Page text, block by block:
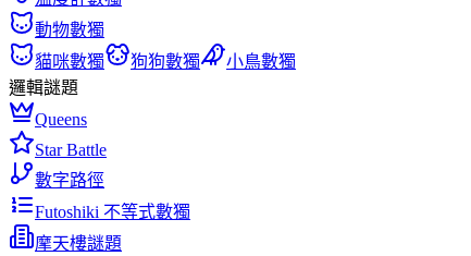
動物數獨
貓咪數獨
狗狗數獨
小鳥數獨
邏輯謎題
Queens
Star Battle
數字路徑
Futoshiki 不等式數獨
摩天樓謎題